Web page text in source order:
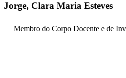
Jorge, Clara Maria Esteves
Membro do Corpo Docente e de